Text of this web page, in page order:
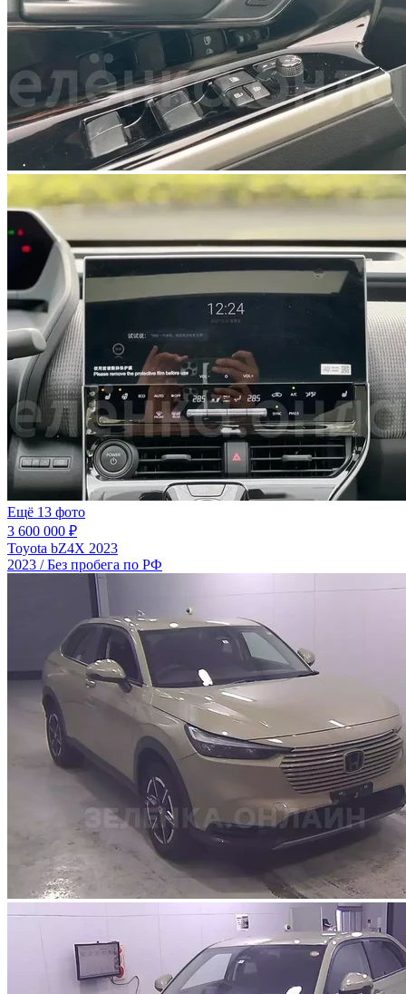
Ещё 13 фото
3 600 000 ₽
Toyota bZ4X 2023
2023 / Без пробега по РФ